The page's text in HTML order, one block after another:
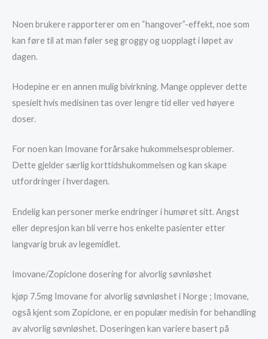
Noen brukere rapporterer om en “hangover”-effekt, noe som
kan føre til at man føler seg groggy og uopplagt i løpet av
dagen.
Hodepine er en annen mulig bivirkning. Mange opplever dette
spesielt hvis medisinen tas over lengre tid eller ved høyere
doser.
For noen kan Imovane forårsake hukommelsesproblemer.
Dette gjelder særlig korttidshukommelsen og kan skape
utfordringer i hverdagen.
Endelig kan personer merke endringer i humøret sitt. Angst
eller depresjon kan bli verre hos enkelte pasienter etter
langvarig bruk av legemidlet.
Imovane/Zopiclone dosering for alvorlig søvnløshet
kjøp 7.5mg Imovane for alvorlig søvnløshet i Norge ; Imovane,
også kjent som Zopiclone, er en populær medisin for behandling
av alvorlig søvnløshet. Doseringen kan variere basert på